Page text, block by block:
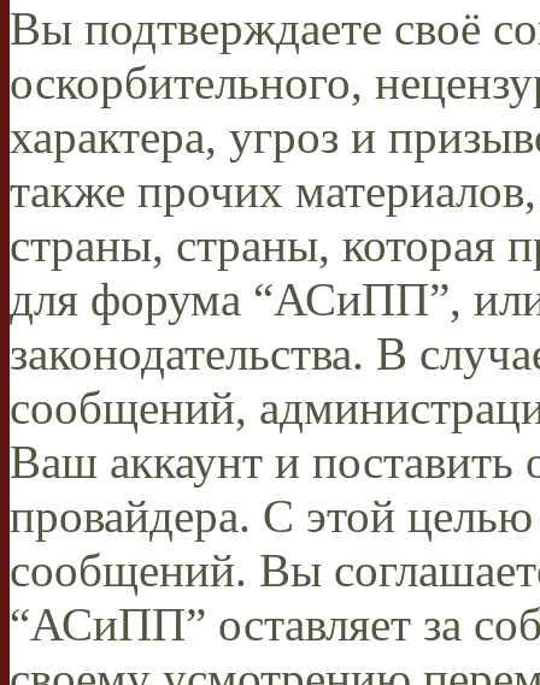
Вы подтверждаете своё
оскорбительного,
характера, угроз и
также прочих
страны, страны, которая
для форума “АСиПП”,
законодательства. В
сообщений,
Ваш аккаунт и поставить
провайдера. С этой
сообщений. Вы
“АСиПП” оставляет за